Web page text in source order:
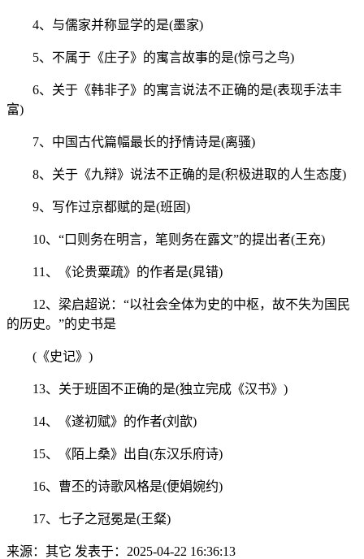
4、与儒家并称显学的是(墨家)
5、不属于《庄子》的寓言故事的是(惊弓之鸟)
6、关于《韩非子》的寓言说法不正确的是(表现手法丰
富)
7、中国古代篇幅最长的抒情诗是(离骚)
8、关于《九辩》说法不正确的是(积极进取的人生态度)
9、写作过京都赋的是(班固)
10、“口则务在明言，笔则务在露文”的提出者(王充)
11、《论贵粟疏》的作者是(晁错)
12、梁启超说：“以社会全体为史的中枢，故不失为国民
的历史。”的史书是
(《史记》)
13、关于班固不正确的是(独立完成《汉书》)
14、《遂初赋》的作者(刘歆)
15、《陌上桑》出自(东汉乐府诗)
16、曹丕的诗歌风格是(便娟婉约)
17、七子之冠冕是(王粲)
来源：其它 发表于：2025-04-22 16:36:13